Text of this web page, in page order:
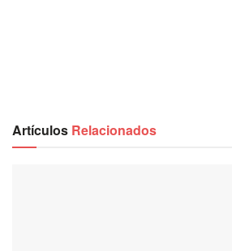
Artículos Relacionados